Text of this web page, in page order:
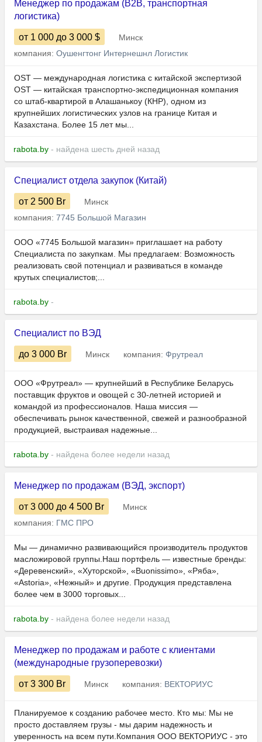
Менеджер по продажам (B2B, транспортная
логистика)
от 1 000 до 3 000 $
Минск
компания: Оушенгтонг Интернешнл Логистик
OST — международная логистика с китайской экспертизой
OST — китайская транспортно-экспедиционная компания
со штаб-квартирой в Алашанькоу (КНР), одном из
крупнейших логистических узлов на границе Китая и
Казахстана. Более 15 лет мы...
rabota.by - найдена шесть дней назад
Специалист отдела закупок (Китай)
от 2 500 Br
Минск
компания: 7745 Большой Магазин
ООО «7745 Большой магазин» приглашает на работу
Специалиста по закупкам. Мы предлагаем: Возможность
реализовать свой потенциал и развиваться в команде
крутых специалистов;...
rabota.by -
Специалист по ВЭД
до 3 000 Br Минск компания: Фрутреал
ООО «Фрутреал» — крупнейший в Республике Беларусь
поставщик фруктов и овощей с 30-летней историей и
командой из профессионалов. Наша миссия —
обеспечивать рынок качественной, свежей и разнообразной
продукцией, выстраивая надежные...
rabota.by - найдена более недели назад
Менеджер по продажам (ВЭД, экспорт)
от 3 000 до 4 500 Br
Минск
компания: ГМС ПРО
Мы — динамично развивающийся производитель продуктов
масложировой группы.Наш портфель — известные бренды:
«Деревенский», «Хуторской», «Buonissimo», «Ряба»,
«Astoria», «Нежный» и другие. Продукция представлена
более чем в 3000 торговых...
rabota.by - найдена более недели назад
Менеджер по продажам и работе с клиентами
(международные грузоперевозки)
от 3 300 Br Минск компания: ВЕКТОРИУС
Планируемое к созданию рабочее место. Кто мы: Мы не
просто доставляем грузы - мы дарим надежность и
уверенность на всем пути.Компания ООО ВЕКТОРИУС - это